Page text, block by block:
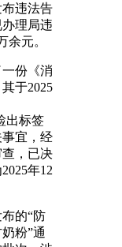
违法告
理局违
余元。
份《消
于2025
出标签
宜，经
，已决
年12
的“防
粉”通